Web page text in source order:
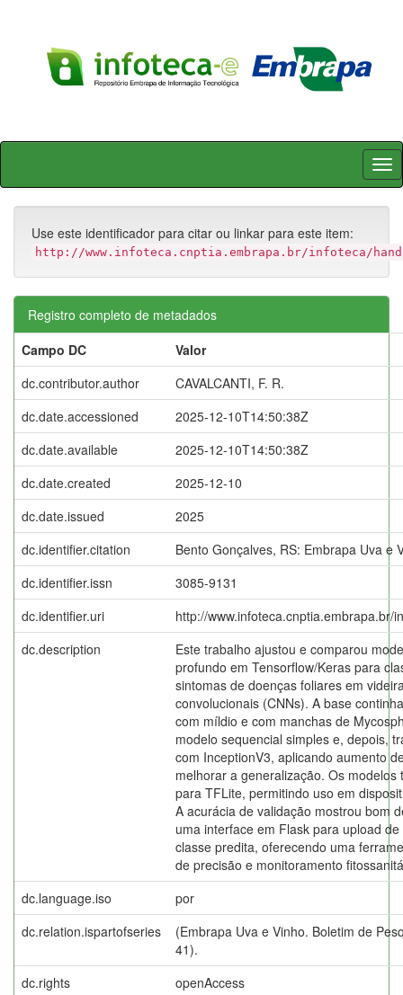
Skip
Use este identificador para citar ou linkar para este item:
http://www.infoteca.cnptia.embrapa.br/infoteca/
Registro completo de metadados
Campo DC
Valor
dc.contributor.author
CAVALCANTI, F. R.
dc.date.accessioned
2025-12-10T14:50:38Z
dc.date.available
2025-12-10T14:50:38Z
dc.date.created
2025-12-10
dc.date.issued
2025
dc.identifier.citation
Bento Gonçalves, RS: Embrapa Uva e
dc.identifier.issn
3085-9131
dc.identifier.uri
http://www.infoteca.cnptia.embrapa.br/
dc.description
Este trabalho ajustou e comparou
profundo em Tensorflow/Keras para
sintomas de doenças foliares em
convolucionais (CNNs). A base
com míldio e com manchas de
modelo sequencial simples e, depois,
com InceptionV3, aplicando aumento
melhorar a generalização. Os
para TFLite, permitindo uso em
A acurácia de validação mostrou bom
uma interface em Flask para upload
classe predita, oferecendo uma
de precisão e monitoramento
dc.language.iso
por
dc.relation.ispartofseries
(Embrapa Uva e Vinho. Boletim de
41).
dc.rights
openAccess